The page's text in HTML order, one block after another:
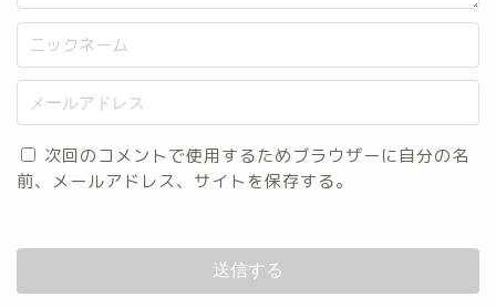
次回のコメントで使用するためブラウザーに自分の名
前、メールアドレス、サイトを保存する。